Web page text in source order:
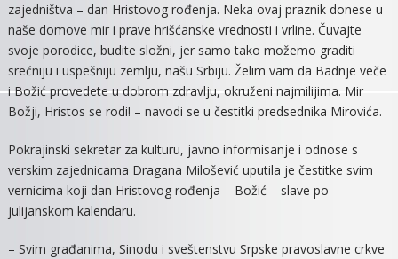
zajedništva – dan Hristovog rođenja. Neka ovaj praznik donese u
naše domove mir i prave hrišćanske vrednosti i vrline. Čuvajte
svoje porodice, budite složni, jer samo tako možemo graditi
srećniju i uspešniju zemlju, našu Srbiju. Želim vam da Badnje veče
i Božić provedete u dobrom zdravlju, okruženi najmilijima. Mir
Božji, Hristos se rodi! – navodi se u čestitki predsednika Mirovića.
Pokrajinski sekretar za kulturu, javno informisanje i odnose s
verskim zajednicama Dragana Milošević uputila je čestitke svim
vernicima koji dan Hristovog rođenja – Božić – slave po
julijanskom kalendaru.
– Svim građanima, Sinodu i sveštenstvu Srpske pravoslavne crkve